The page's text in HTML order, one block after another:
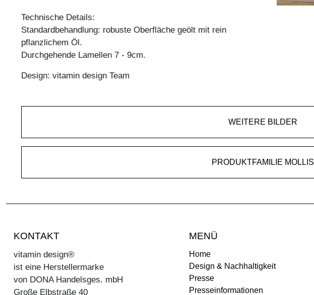
Technische Details:
Standardbehandlung: robuste Oberfläche geölt mit rein
pflanzlichem Öl.
Durchgehende Lamellen 7 - 9cm.
Design: vitamin design Team
WEITERE BILDER
PRODUKTFAMILIE MOLLIS
KONTAKT
vitamin design®
ist eine Herstellermarke
von DONA Handelsges. mbH
Große Elbstraße 40
MENÜ
Home
Design & Nachhaltigkeit
Presse
Presseinformationen